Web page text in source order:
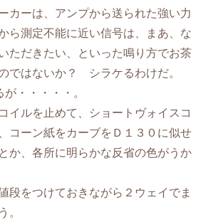
カーは、アンプから送られた強い力
ら測定不能に近い信号は、まあ、な
ただきたい、といった鳴り方でお茶
ではないか？ シラケるわけだ。
・・・・・。
イルを止めて、ショートヴォイスコ
コーン紙をカーブをＤ１３０に似せ
か、各所に明らかな反省の色がうか
段をつけておきながら２ウェイでま
。